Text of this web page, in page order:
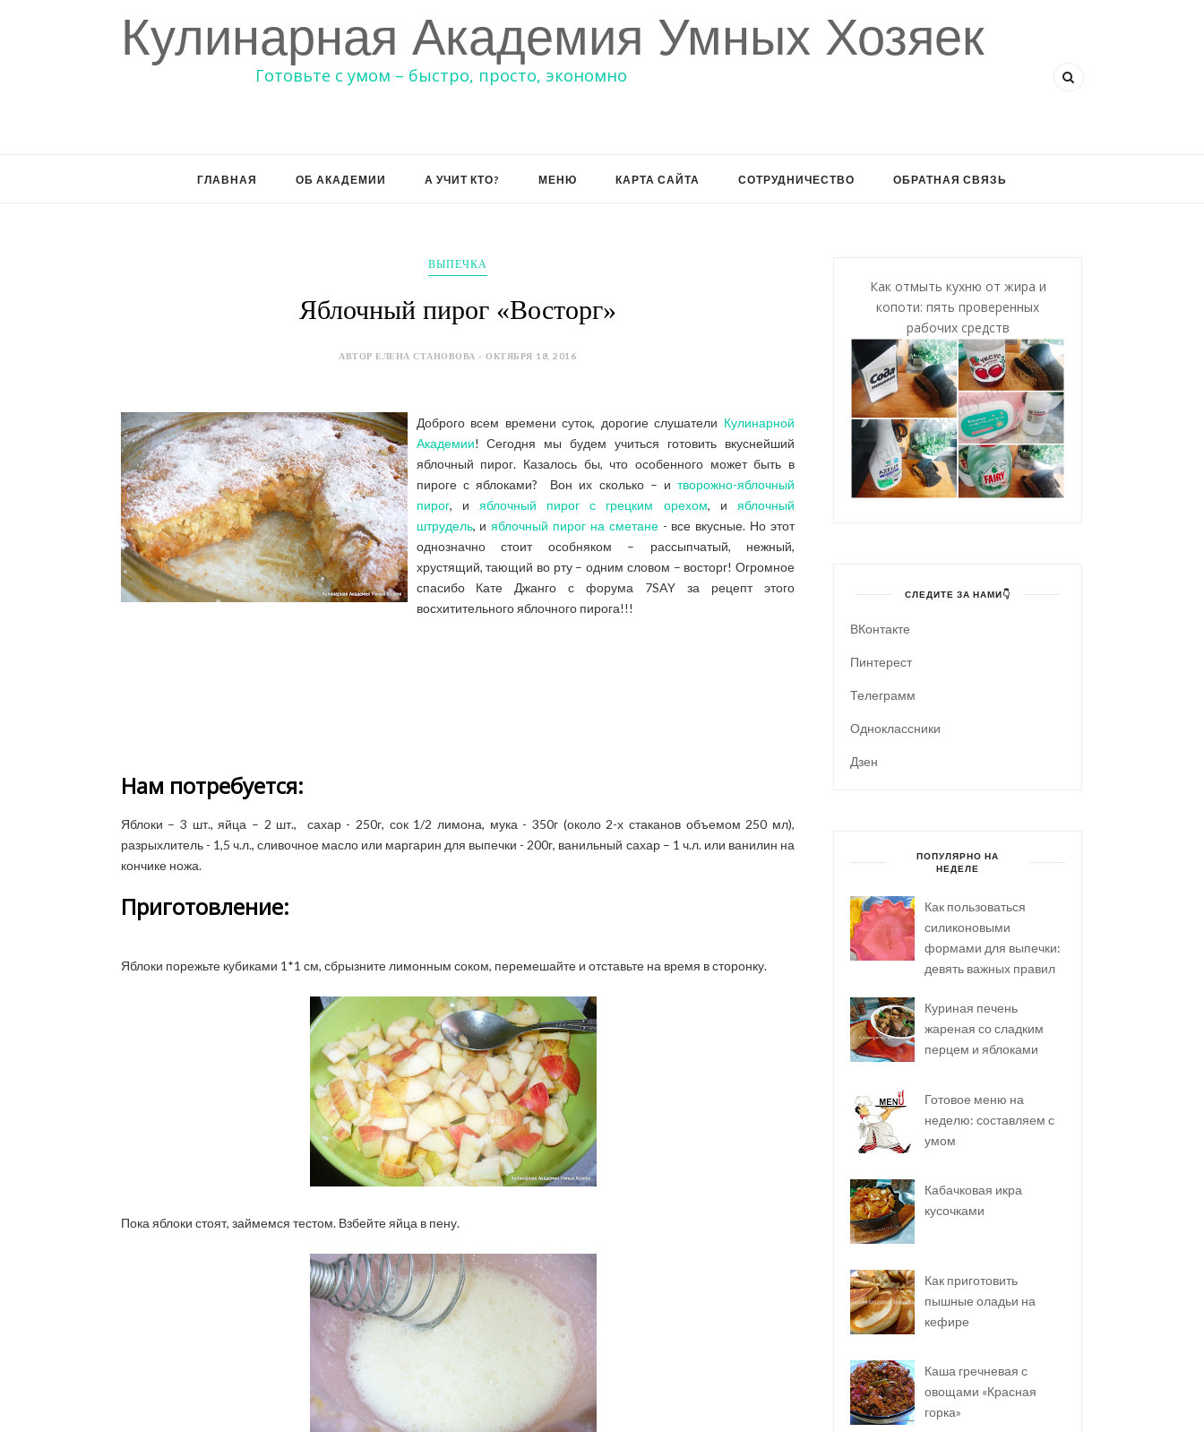
Кулинарная Академия Умных Хозяек
Готовьте с умом – быстро, просто, экономно
ГЛАВНАЯ ОБ АКАДЕМИИ А УЧИТ КТО? МЕНЮ КАРТА САЙТА СОТРУДНИЧЕСТВО ОБРАТНАЯ СВЯЗЬ
ВЫПЕЧКА
Яблочный пирог «Восторг»
АВТОР ЕЛЕНА СТАНОВОВА - ОКТЯБРЯ 18, 2016
Доброго всем времени суток, дорогие слушатели Кулинарной
Академии! Сегодня мы будем учиться готовить вкуснейший
яблочный пирог. Казалось бы, что особенного может быть в
пироге с яблоками? Вон их сколько – и творожно-яблочный
пирог, и яблочный пирог с грецким орехом, и яблочный
штрудель, ияблочный пирог на сметане- все вкусные. Но этот
однозначно стоит особняком – рассыпчатый, нежный,
хрустящий, тающий во рту – одним словом – восторг! Огромное
спасибо Кате Джанго с форума 7SAY за рецепт этого
восхитительного яблочного пирога!!!
Нам потребуется:
Яблоки – 3 шт., яйца – 2 шт., сахар - 250г, сок 1/2 лимона, мука - 350г (около 2-х стаканов объемом 250 мл),
разрыхлитель - 1,5 ч.л., сливочное масло или маргарин для выпечки - 200г, ванильный сахар – 1 ч.л. или ванилин на
кончике ножа.
Приготовление:
Яблоки порежьте кубиками 1*1 см, сбрызните лимонным соком, перемешайте и отставьте на время в сторонку.
Пока яблоки стоят, займемся тестом. Взбейте яйца в пену.
Как отмыть кухню от жира и
копоти: пять проверенных
рабочих средств
СЛЕДИТЕ ЗА НАМИ👇
ВКонтакте
Пинтерест
Телеграмм
Одноклассники
Дзен
ПОПУЛЯРНО НА
НЕДЕЛЕ
Как пользоваться
силиконовыми
формами для выпечки:
девять важных правил
Куриная печень
жареная со сладким
перцем и яблоками
Готовое меню на
неделю: составляем с
умом
Кабачковая икра
кусочками
Как приготовить
пышные оладьи на
кефире
Каша гречневая с
овощами «Красная
горка»